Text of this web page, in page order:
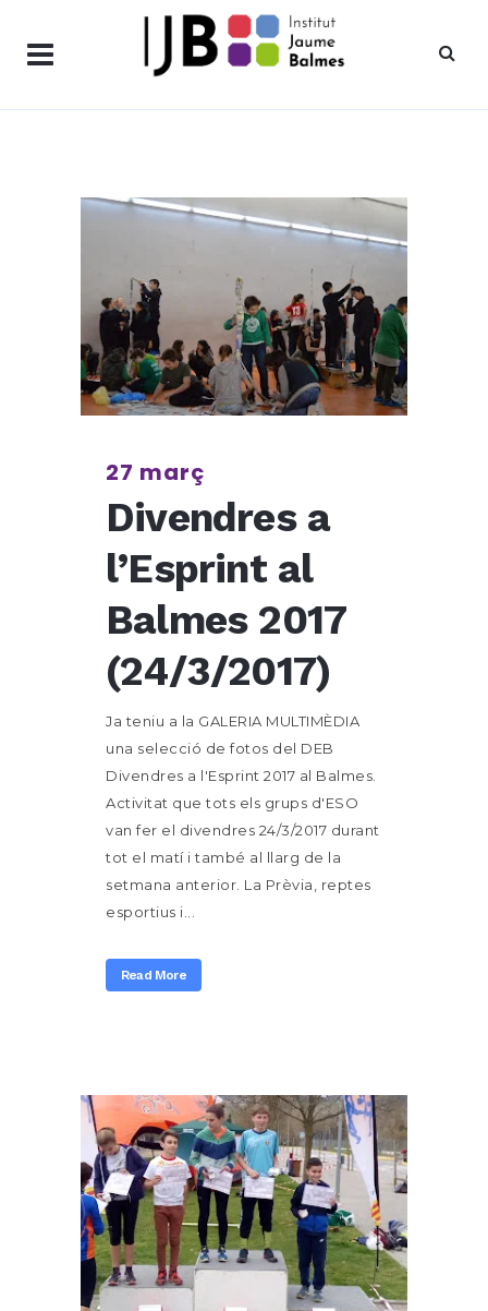
27 març
Divendres a
l’Esprint al
Balmes 2017
(24/3/2017)
Ja teniu a la GALERIA MULTIMÈDIA
una selecció de fotos del DEB
Divendres a l'Esprint 2017 al Balmes.
Activitat que tots els grups d'ESO
van fer el divendres 24/3/2017 durant
tot el matí i també al llarg de la
setmana anterior. La Prèvia, reptes
esportius i...
Read More